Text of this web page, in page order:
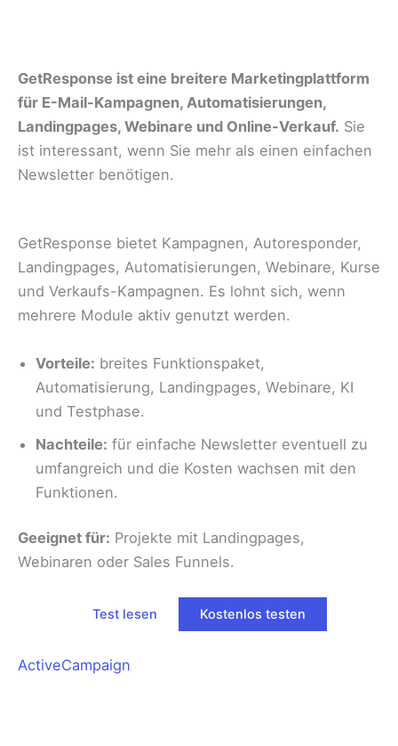
GetResponse ist eine breitere Marketingplattform
für E-Mail-Kampagnen, Automatisierungen,
Landingpages, Webinare und Online-Verkauf. Sie
ist interessant, wenn Sie mehr als einen einfachen
Newsletter benötigen.
GetResponse bietet Kampagnen, Autoresponder,
Landingpages, Automatisierungen, Webinare, Kurse
und Verkaufs-Kampagnen. Es lohnt sich, wenn
mehrere Module aktiv genutzt werden.
Vorteile: breites Funktionspaket,
Automatisierung, Landingpages, Webinare, KI
und Testphase.
Nachteile: für einfache Newsletter eventuell zu
umfangreich und die Kosten wachsen mit den
Funktionen.
Geeignet für: Projekte mit Landingpages,
Webinaren oder Sales Funnels.
Test lesen Kostenlos testen
ActiveCampaign